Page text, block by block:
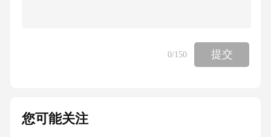
0/150 提交
您可能关注